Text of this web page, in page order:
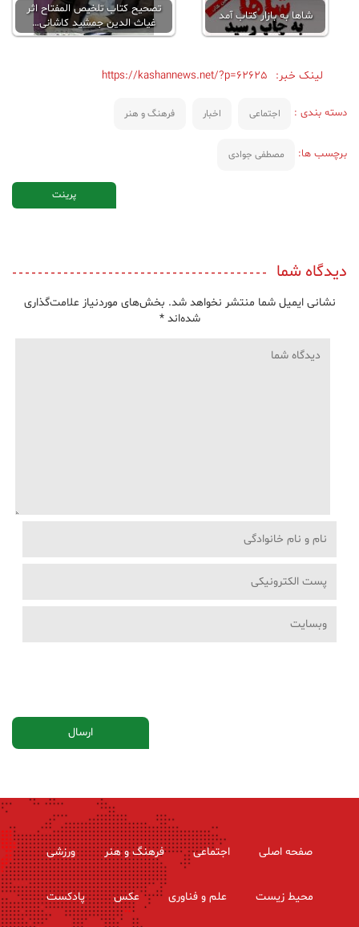
شاها به بازار کتاب آمد
تصحیح کتاب تلخیص المفتاح اثر
غیاث الدین جمشید کاشانی…
لینک خبر: https://kashannews.net/?p=62625
دسته بندی : اجتماعی اخبار فرهنگ و هنر
برچسب ها: مصطفی جوادی
پرینت
دیدگاه شما
نشانی ایمیل شما منتشر نخواهد شد. بخش‌های موردنیاز علامت‌گذاری
شده‌اند*
صفحه اصلی اجتماعی فرهنگ و هنر ورزشی
محیط زیست علم و فناوری عکس پادکست